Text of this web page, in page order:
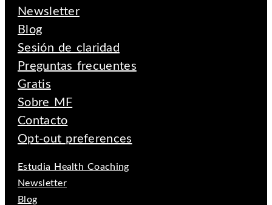
Newsletter
Blog
Sesión de claridad
Preguntas frecuentes
Gratis
Sobre MF
Contacto
Opt-out preferences
Estudia Health Coaching
Newsletter
Blog